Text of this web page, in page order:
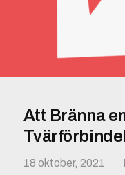
Att Bränna
18 oktober, 2021